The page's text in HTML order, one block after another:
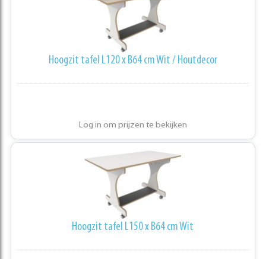
Hoogzit tafel L120 x B64 cm Wit / Houtdecor
Log in om prijzen te bekijken
Hoogzit tafel L150 x B64 cm Wit